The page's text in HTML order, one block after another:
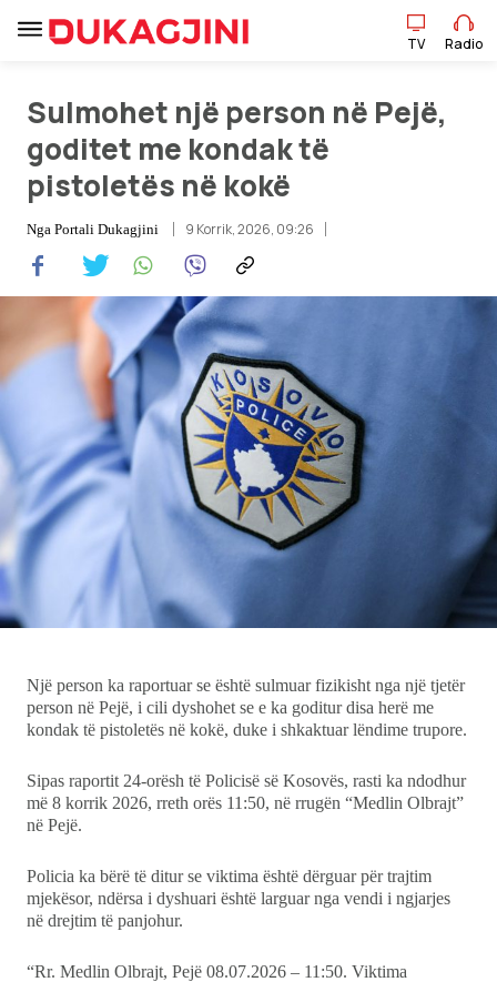
Lajme
Pikëpamje
Art Jete
Kulturë
Showbiz
Ekonomi
Teknologji
Udhëtime
DuVideo
TV Radio
Sulmohet një person në Pejë,
goditet me kondak të
pistoletës në kokë
Nga Portali Dukagjini 9 Korrik, 2026, 09:26
Një person ka raportuar se është sulmuar fizikisht nga një tjetër
person në Pejë, i cili dyshohet se e ka goditur disa herë me
kondak të pistoletës në kokë, duke i shkaktuar lëndime trupore.
Sipas raportit 24-orësh të Policisë së Kosovës, rasti ka ndodhur
më 8 korrik 2026, rreth orës 11:50, në rrugën “Medlin Olbrajt”
në Pejë.
Policia ka bërë të ditur se viktima është dërguar për trajtim
mjekësor, ndërsa i dyshuari është larguar nga vendi i ngjarjes
në drejtim të panjohur.
“Rr. Medlin Olbrajt, Pejë 08.07.2026 – 11:50. Viktima